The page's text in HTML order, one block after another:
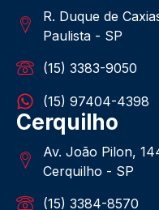
R. Duque de
Paulista - SP
(15) 3383-9050
(15) 97404-4398
Cerquilho
Av. João Pilon,
Cerquilho - SP
(15) 3384-8570